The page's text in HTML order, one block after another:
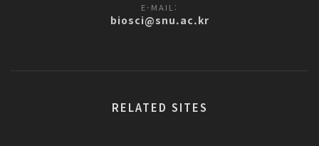
E-MAIL:
biosci@snu.ac.kr
RELATED SITES